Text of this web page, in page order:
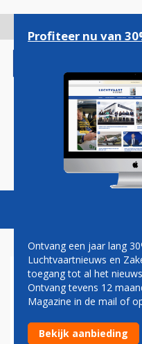
gaan
Magazine
SAS EN
KNOPEN
ELKAAR
Profiteer nu van
Ontvang een jaar lang
Luchtvaartnieuws en
toegang tot al het
Ontvang tevens 12
Magazine in de mail of
Bekijk aanbieding